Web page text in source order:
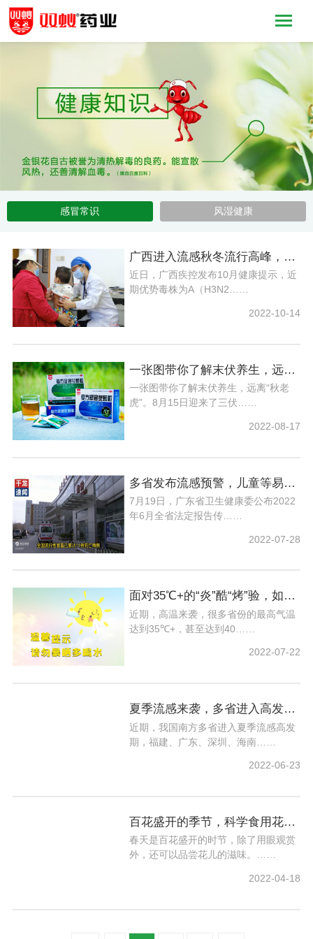
感冒常识 风湿健康
广西进入流感秋冬流行高峰，老人和小孩等易感人群注意防范
近日，广西疾控发布10月健康提示，近
期优势毒株为A（H3N2……
2022-10-14
一张图带你了解末伏养生，远离“秋老虎”
一张图带你了解末伏养生，远离“秋老
虎”。8月15日迎来了三伏……
2022-08-17
多省发布流感预警，儿童等易感人群需多加防范
7月19日，广东省卫生健康委公布2022
年6月全省法定报告传……
2022-07-28
面对35℃+的“炎”酷“烤”验，如何抵挡？
近期，高温来袭，很多省份的最高气温
达到35℃+，甚至达到40……
2022-07-22
夏季流感来袭，多省进入高发期，注意防范
近期，我国南方多省进入夏季流感高发
期，福建、广东、深圳、海南……
2022-06-23
百花盛开的季节，科学食用花类食物
春天是百花盛开的时节，除了用眼观赏
外，还可以品尝花儿的滋味。……
2022-04-18